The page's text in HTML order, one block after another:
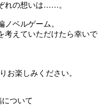
れの想いは……。
ベルゲーム。
考えていただけたら幸いで
お楽しみください。
ついて